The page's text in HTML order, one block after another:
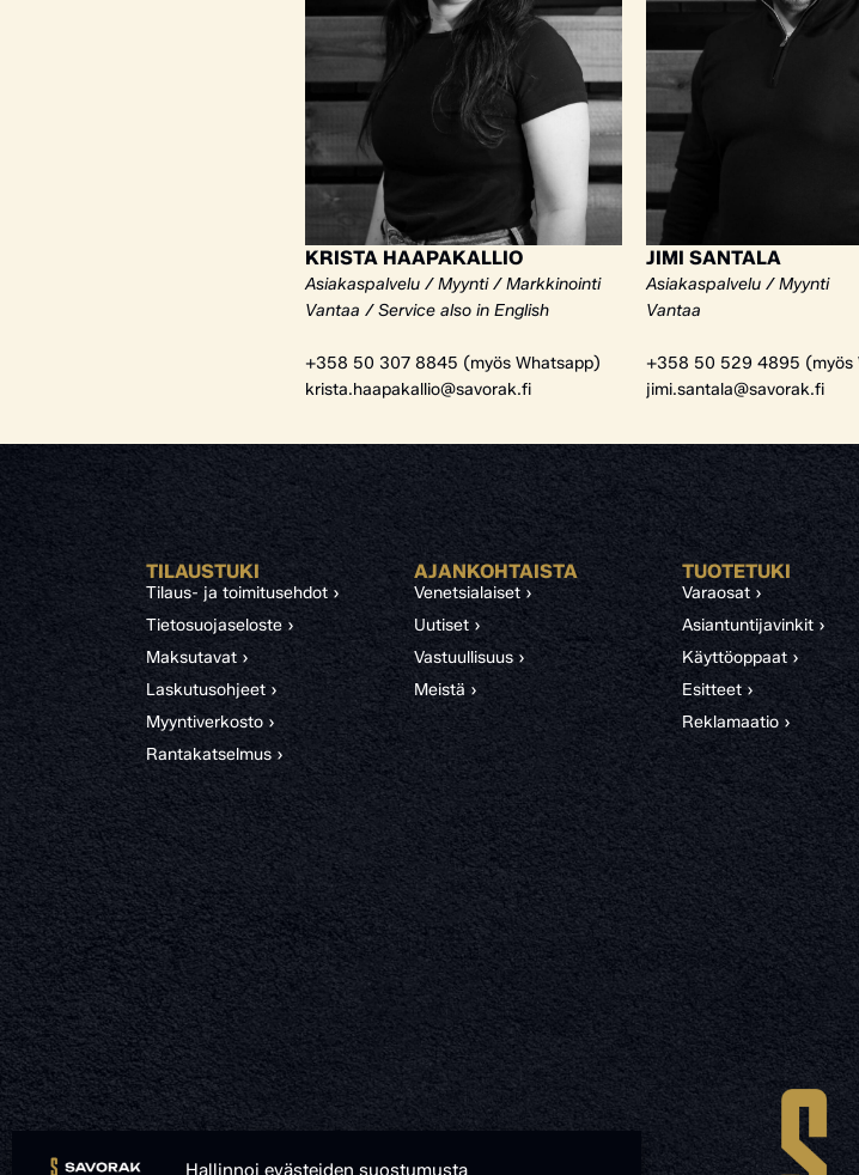
Hallinnoi evästeiden suostumusta
KRISTA HAAPAKALLIO
Asiakaspalvelu / Myynti / Markkinointi
Vantaa / Service also in English
+358 50 307 8845 (myös Whatsapp)
krista.haapakallio@savorak.fi
JIMI SANTALA
Asiakaspalvelu / Myynti
Vantaa
+358 50 529 4895 (myös
jimi.santala@savorak.fi
TILAUSTUKI
Tilaus- ja toimitusehdot ›
Tietosuojaseloste ›
Maksutavat ›
Laskutusohjeet ›
Myyntiverkosto ›
Rantakatselmus ›
AJANKOHTAISTA
Venetsialaiset ›
Uutiset ›
Vastuullisuus ›
Meistä ›
TUOTETUKI
Varaosat ›
Asiantuntijavinkit ›
Käyttöoppaat ›
Esitteet ›
Reklamaatio ›